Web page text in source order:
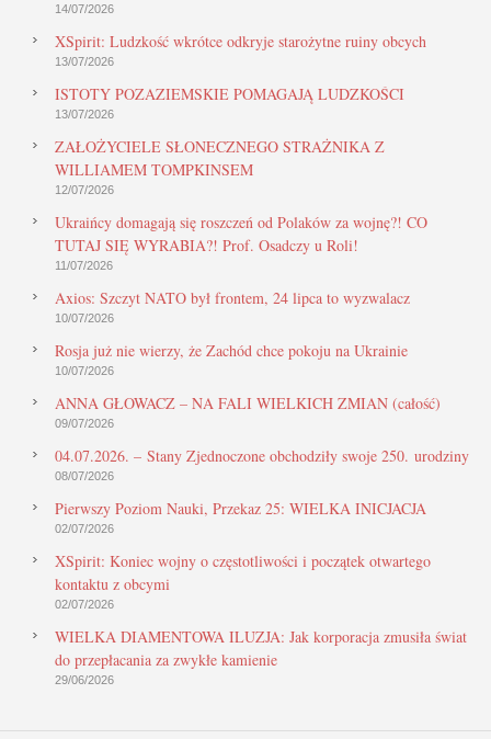
14/07/2026
XSpirit: Ludzkość wkrótce odkryje starożytne ruiny obcych
13/07/2026
ISTOTY POZAZIEMSKIE POMAGAJĄ LUDZKOŚCI
13/07/2026
ZAŁOŻYCIELE SŁONECZNEGO STRAŻNIKA Z
WILLIAMEM TOMPKINSEM
12/07/2026
Ukraińcy domagają się roszczeń od Polaków za wojnę?! CO
TUTAJ SIĘ WYRABIA?! Prof. Osadczy u Roli!
11/07/2026
Axios: Szczyt NATO był frontem, 24 lipca to wyzwalacz
10/07/2026
Rosja już nie wierzy, że Zachód chce pokoju na Ukrainie
10/07/2026
ANNA GŁOWACZ – NA FALI WIELKICH ZMIAN (całość)
09/07/2026
04.07.2026. – Stany Zjednoczone obchodziły swoje 250. urodziny
08/07/2026
Pierwszy Poziom Nauki, Przekaz 25: WIELKA INICJACJA
02/07/2026
XSpirit: Koniec wojny o częstotliwości i początek otwartego
kontaktu z obcymi
02/07/2026
WIELKA DIAMENTOWA ILUZJA: Jak korporacja zmusiła świat
do przepłacania za zwykłe kamienie
29/06/2026